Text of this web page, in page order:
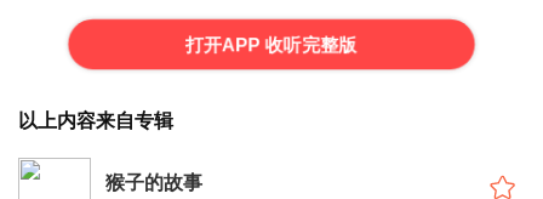
打开APP 收听完整版
以上内容来自专辑
猴子的故事